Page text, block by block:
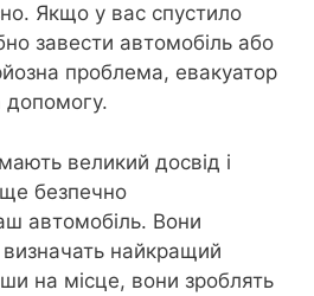
Якщо у вас спустило
завести автомобіль або
проблема, евакуатор
великий досвід і
безпечно
автомобіль. Вони
визначать найкращий
на місце, вони зроблять